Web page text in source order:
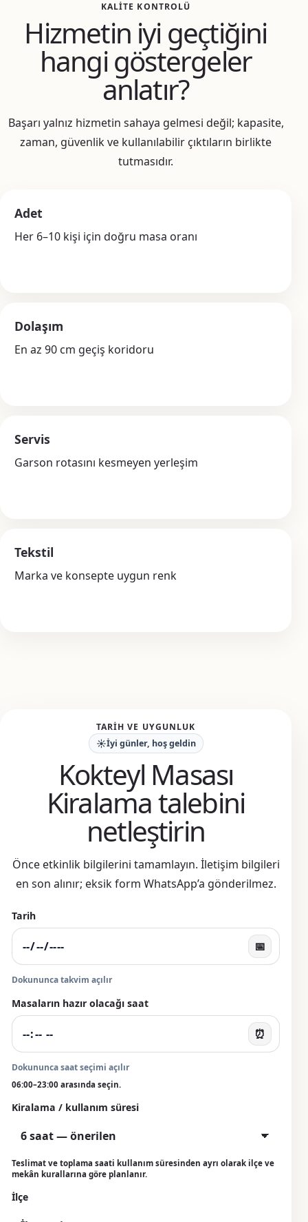
KALITE KONTROLÜ
Hizmetin iyi geçtiğini
hangi göstergeler
anlatır?
Başarı yalnız hizmetin sahaya gelmesi değil; kapasite,
zaman, güvenlik ve kullanılabilir çıktıların birlikte
tutmasıdır.
Adet
Her 6–10 kişi için doğru masa oranı
Dolaşım
En az 90 cm geçiş koridoru
Servis
Garson rotasını kesmeyen yerleşim
Tekstil
Marka ve konsepte uygun renk
TARIH VE UYGUNLUK
☀️İyi günler, hoş geldin
Kokteyl Masası
Kiralama talebini
netleştirin
Önce etkinlik bilgilerini tamamlayın. İletişim bilgileri
en son alınır; eksik form WhatsApp’a gönderilmez.
Tarih
📅
Dokununca takvim açılır
Masaların hazır olacağı saat
⏰
Dokununca saat seçimi açılır
06:00–23:00 arasında seçin.
Kiralama / kullanım süresi
Teslimat ve toplama saati kullanım süresinden ayrı olarak ilçe ve
mekân kurallarına göre planlanır.
İlçe